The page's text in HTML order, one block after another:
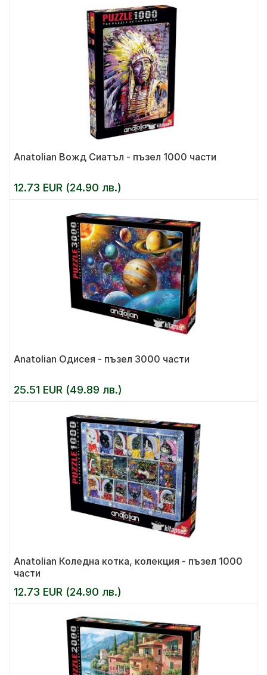
Anatolian Вожд Сиатъл - пъзел 1000 части
12.73 EUR (24.90 лв.)
Anatolian Одисея - пъзел 3000 части
25.51 EUR (49.89 лв.)
Anatolian Коледна котка, колекция - пъзел 1000
части
12.73 EUR (24.90 лв.)